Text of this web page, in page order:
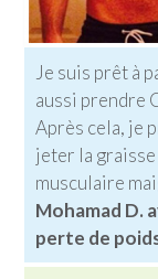
Je suis prêt à
aussi prendre
Après cela, je
jeter la
musculaire
Mohamad D.
perte de